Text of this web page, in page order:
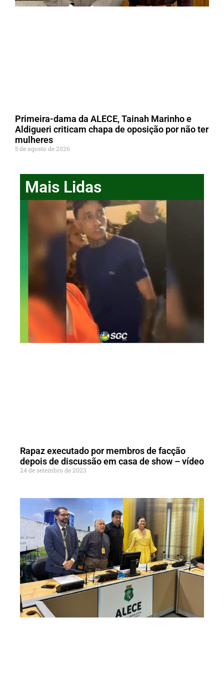
Primeira-dama da ALECE, Tainah Marinho e
Aldigueri criticam chapa de oposição por não ter
mulheres
5 de agosto de 2026
Mais Lidas
Rapaz executado por membros de facção
depois de discussão em casa de show – vídeo
24 de setembro de 2023